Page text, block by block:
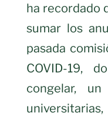
ha recordado
sumar los
pasada
COVID-19,
congelar,